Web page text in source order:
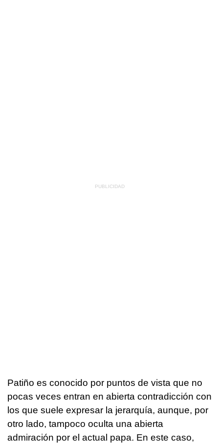
Patiño es conocido por puntos de vista que no
pocas veces entran en abierta contradicción con
los que suele expresar la jerarquía, aunque, por
otro lado, tampoco oculta una abierta
admiración por el actual papa. En este caso,